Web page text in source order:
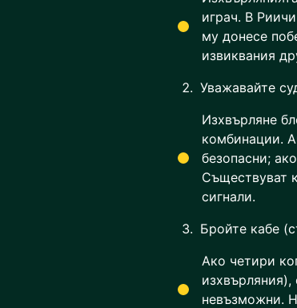
играч. В
му донесе
извиквания
Уважавайте
Изхвърляне
комбинации.
безопасни;
Съществуват
сигнали.
Бройте кабе
Ако четири
невъзможни.